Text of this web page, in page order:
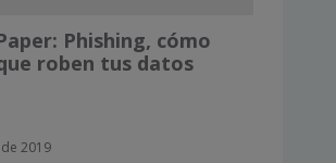
Phishing, cómo
roben tus datos
2019